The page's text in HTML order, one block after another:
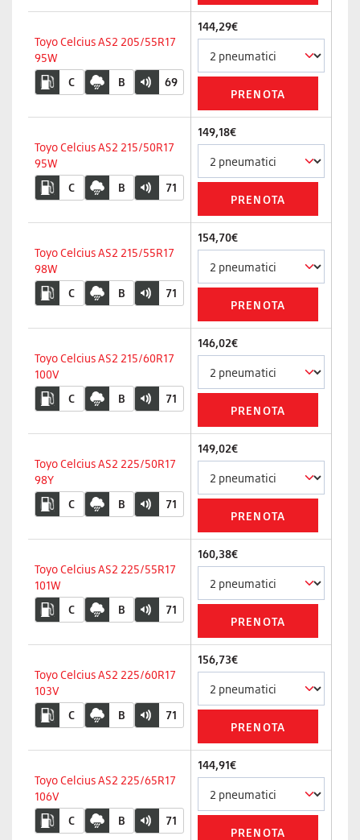
Toyo Celcius AS2 205/55R17
95W
C
B 69
144,29€
Toyo Celcius AS2 215/50R17
95W
C
B 71
149,18€
Toyo Celcius AS2 215/55R17
98W
C
B 71
154,70€
Toyo Celcius AS2 215/60R17
100V
C
B 71
146,02€
Toyo Celcius AS2 225/50R17
98Y
C
B 71
149,02€
Toyo Celcius AS2 225/55R17
101W
C
B 71
160,38€
Toyo Celcius AS2 225/60R17
103V
C
B 71
156,73€
Toyo Celcius AS2 225/65R17
106V
C
B 71
144,91€